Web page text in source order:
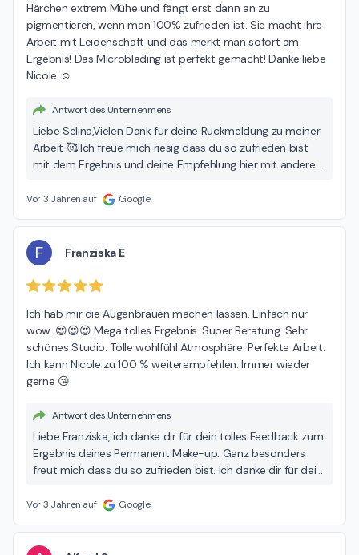
Härchen extrem Mühe und fängt erst dann an zu
pigmentieren, wenn man 100% zufrieden ist. Sie macht ihre
Arbeit mit Leidenschaft und das merkt man sofort am
Ergebnis! Das Microblading ist perfekt gemacht! Danke liebe
Nicole ☺️
Antwort des Unternehmens
Liebe Selina,Vielen Dank für deine Rückmeldung zu meiner
Arbeit 🥰 Ich freue mich riesig dass du so zufrieden bist
mit dem Ergebnis und deine Empfehlung hier mit anderen
Vertrauen und deine weite Anreise zu mir. Lieben Dank
Vor 3 Jahren auf Google
F Franziska E
Ich hab mir die Augenbrauen machen lassen. Einfach nur
wow. 😍😍😍 Mega tolles Ergebnis. Super Beratung. Sehr
schönes Studio. Tolle wohlfühl Atmosphäre. Perfekte Arbeit.
Ich kann Nicole zu 100 % weiterempfehlen. Immer wieder
gerne 😘
Antwort des Unternehmens
Liebe Franziska, ich danke dir für dein tolles Feedback zum
Ergebnis deines Permanent Make-up. Ganz besonders
freut mich dass du so zufrieden bist. Ich danke dir für dein
Vor 3 Jahren auf Google